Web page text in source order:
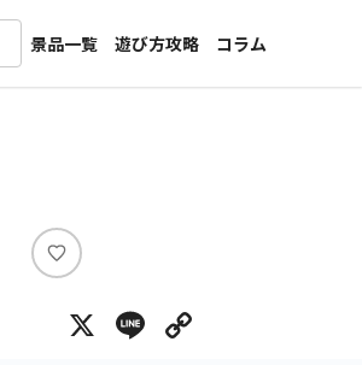
景品一覧
新着景品
遊び方攻略
コラム
インタビュー
い
ね
X Line